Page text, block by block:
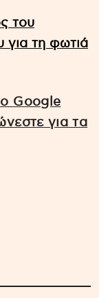
του
τη φωτιά
Google
για τα